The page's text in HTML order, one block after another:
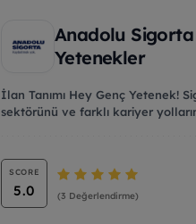
Anadolu Sigorta
Yetenekler
İlan Tanımı Hey Genç Yetenek! Sigortacılık
sektörünü ve farklı kariyer
SCORE
5.0 (3 Değerlendirme)